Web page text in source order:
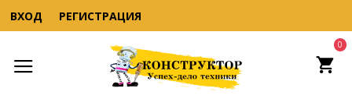
ВХОД РЕГИСТРАЦИЯ
0